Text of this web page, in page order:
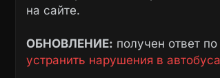
на сайте.
ОБНОВЛЕНИЕ: получен ответ
устранить нарушения в